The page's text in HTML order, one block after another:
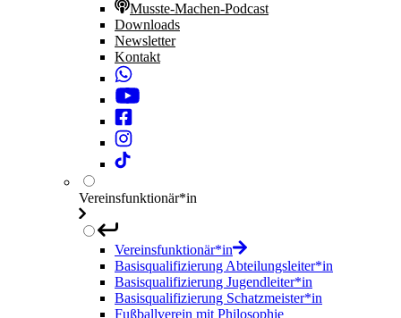
Musste-Machen-Podcast
Downloads
Newsletter
Kontakt
Vereinsfunktionär*in
Vereinsfunktionär*in
Basisqualifizierung Abteilungsleiter*in
Basisqualifizierung Jugendleiter*in
Basisqualifizierung Schatzmeister*in
Fußballverein mit Philosophie